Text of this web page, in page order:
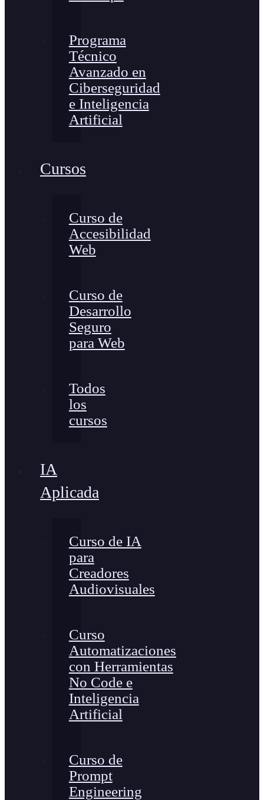
Programa
Técnico
Avanzado en
Ciberseguridad
e Inteligencia
Artificial
Cursos
Curso de
Accesibilidad
Web
Curso de
Desarrollo
Seguro
para Web
Todos
los
cursos
IA
Aplicada
Curso de IA
para
Creadores
Audiovisuales
Curso
Automatizaciones
con Herramientas
No Code e
Inteligencia
Artificial
Curso de
Prompt
Engineering